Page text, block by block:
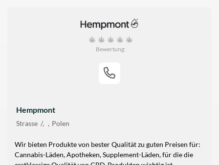
Bewertung:
Hempmont
Strasse / Polen
Wir bieten Produkte von bester Qualität zu guten Preisen für:
Cannabis-Läden, Apotheken, Supplement-Läden, für die die